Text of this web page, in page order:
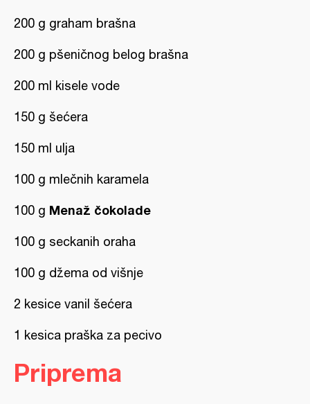
200 g graham brašna
200 g pšeničnog belog brašna
200 ml kisele vode
150 g šećera
150 ml ulja
100 g mlečnih karamela
100 g Menaž čokolade
100 g seckanih oraha
100 g džema od višnje
2 kesice vanil šećera
1 kesica praška za pecivo
Priprema